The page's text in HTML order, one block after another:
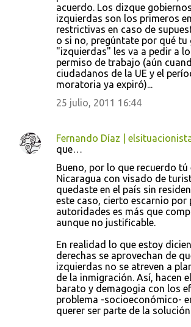
acuerdo. Los dizque
izquierdas son los primeros
restrictivas en caso de
o si no, pregúntate por qué tu
"izquierdas" les va a pedir a
permiso de trabajo (aún
ciudadanos de la UE y el
moratoria ya expiró)...
25 julio, 2011 16:44
Fernando Díaz |
que…
Bueno, por lo que recuerdo tú
Nicaragua con visado de
quedaste en el país sin
este caso, cierto escarnio por
autoridades es más que
aunque no justificable.
En realidad lo que estoy
derechas se aprovechan de
izquierdas no se atreven a
de la inmigración. Así, hacen
barato y demagogia con los
problema -socioeconómico-
querer ser parte de la